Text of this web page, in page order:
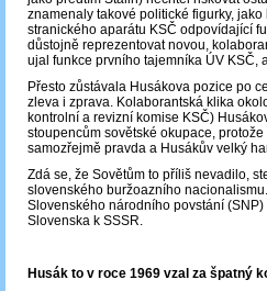
znamenaly takové politické figurky,
stranického aparátu KSČ odpovídající
důstojně reprezentovat novou,
ujal funkce prvního tajemníka ÚV KSČ,
Přesto zůstávala Husákova pozice po
zleva i zprava. Kolaborantská klika
kontrolní a revizní komise KSČ)
stoupencům sovětské okupace,
samozřejmě pravda a Husákův velký
Zdá se, že Sovětům to příliš nevadilo,
slovenského buržoazního
Slovenského národního povstání
Slovenska k SSSR.
Husák to v roce 1969 vzal za špatný